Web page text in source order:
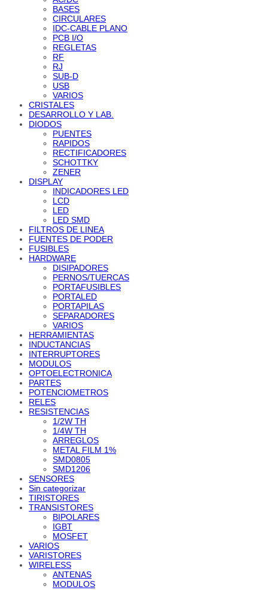
BASES
CIRCULARES
IDC-CABLE PLANO
PCB I/O
REGLETAS
RF
RJ
SUB-D
USB
VARIOS
CRISTALES
DESARROLLO Y LAB.
DIODOS
PUENTES
RAPIDOS
RECTIFICADORES
SCHOTTKY
ZENER
DISPLAY
INDICADORES LED
LCD
LED
LED SMD
FILTROS DE LINEA
FUENTES DE PODER
FUSIBLES
HARDWARE
DISIPADORES
PERNOS/TUERCAS
PORTAFUSIBLES
PORTALED
PORTAPILAS
SEPARADORES
VARIOS
HERRAMIENTAS
INDUCTANCIAS
INTERRUPTORES
MODULOS
OPTOELECTRONICA
PARTES
POTENCIOMETROS
RELES
RESISTENCIAS
1/2W TH
1/4W TH
ARREGLOS
METAL FILM 1%
SMD0805
SMD1206
SENSORES
Sin categorizar
TIRISTORES
TRANSISTORES
BIPOLARES
IGBT
MOSFET
VARIOS
VARISTORES
WIRELESS
ANTENAS
MODULOS